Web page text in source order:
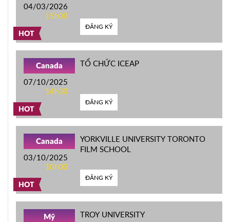
HOT
04/03/2026
15h00
ĐĂNG KÝ
HOT
Canada
07/10/2025
14h30
TỔ CHỨC ICEAP
ĐĂNG KÝ
HOT
Canada
03/10/2025
10h00
YORKVILLE UNIVERSITY TORONTO
FILM SCHOOL
ĐĂNG KÝ
Mỹ TROY UNIVERSITY